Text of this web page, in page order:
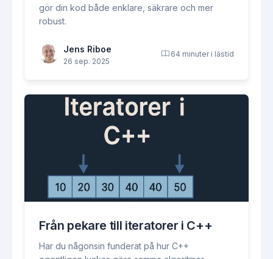
gör din kod både enklare, säkrare och mer
robust.
Jens Riboe
26 sep. 2025
64 minuter i lästid
Från pekare till iteratorer i C++
Har du någonsin funderat på hur C++